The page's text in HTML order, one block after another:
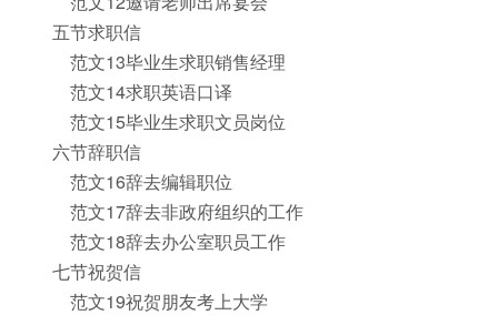
五节求职信
范文13毕业生求职销售经理
范文14求职英语口译
范文15毕业生求职文员岗位
六节辞职信
范文16辞去编辑职位
范文17辞去非政府组织的工作
范文18辞去办公室职员工作
七节祝贺信
范文19祝贺朋友考上大学